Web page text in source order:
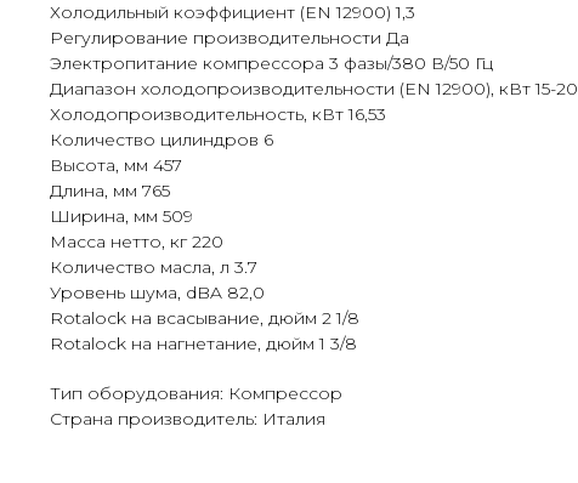
Холодильный коэффициент (EN 12900) 1,3
Регулирование производительности Да
Электропитание компрессора 3 фазы/380 В/50 Гц
Диапазон холодопроизводительности (EN 12900), кВт 15-20
Холодопроизводительность, кВт 16,53
Количество цилиндров 6
Высота, мм 457
Длина, мм 765
Ширина, мм 509
Масса нетто, кг 220
Количество масла, л 3.7
Уровень шума, dBA 82,0
Rotalock на всасывание, дюйм 2 1/8
Rotalock на нагнетание, дюйм 1 3/8
Тип оборудования: Компрессор
Страна производитель: Италия